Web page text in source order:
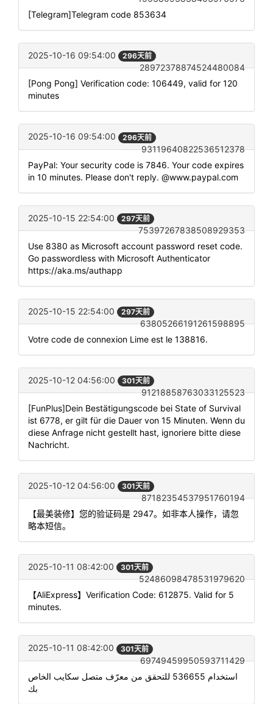
[Telegram]Telegram code 853634
2025-10-16 09:54:00 296天前
28972378874524480084
[Pong Pong] Verification code: 106449, valid for 120
minutes
2025-10-16 09:54:00 296天前
93119640822536512378
PayPal: Your security code is 7846. Your code expires
in 10 minutes. Please don't reply. @www.paypal.com
2025-10-15 22:54:00 297天前
75397267838508929353
Use 8380 as Microsoft account password reset code.
Go passwordless with Microsoft Authenticator
https://aka.ms/authapp
2025-10-15 22:54:00 297天前
63805266191261598895
Votre code de connexion Lime est le 138816.
2025-10-12 04:56:00 301天前
91218858763033125523
[FunPlus]Dein Bestätigungscode bei State of Survival
ist 6778, er gilt für die Dauer von 15 Minuten. Wenn du
diese Anfrage nicht gestellt hast, ignoriere bitte diese
Nachricht.
2025-10-12 04:56:00 301天前
87182354537951760194
【最美装修】您的验证码是 2947。如非本人操作，请忽
略本短信。
2025-10-11 08:42:00 301天前
52486098478531979620
【AliExpress】Verification Code: 612875. Valid for 5
minutes.
2025-10-11 08:42:00 301天前
69749459950593711429
استخدام 536655 للتحقق من معرّف متصل سكايب الخاص
بك